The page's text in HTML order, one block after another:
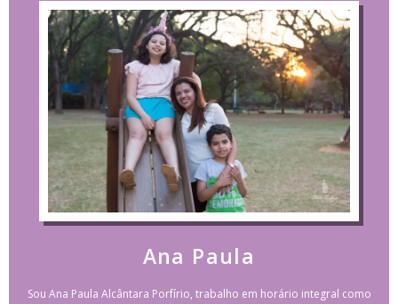
Ana Paula
Sou Ana Paula Alcântara Porfírio, trabalho em horário integral como